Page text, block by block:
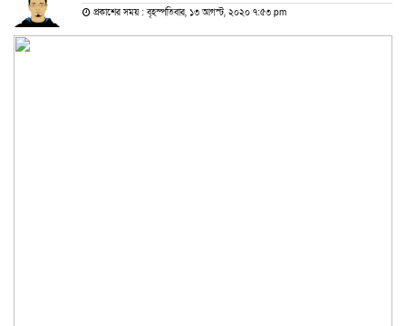
প্রকাশের সময় : বৃহস্পতিবার, ১৩ আগস্ট, ২০২০ ৭:৫৩ pm